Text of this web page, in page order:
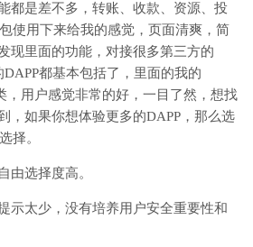
都是差不多，转账、收款、资源、投
使用下来给我的感觉，页面清爽，简
现里面的功能，对接很多第三方的
都基本包括了，里面的我的
，用户感觉非常的好，一目了然，想找
，如果你想体验更多的DAPP，那么选
择。
由选择度高。
示太少，没有培养用户安全重要性和